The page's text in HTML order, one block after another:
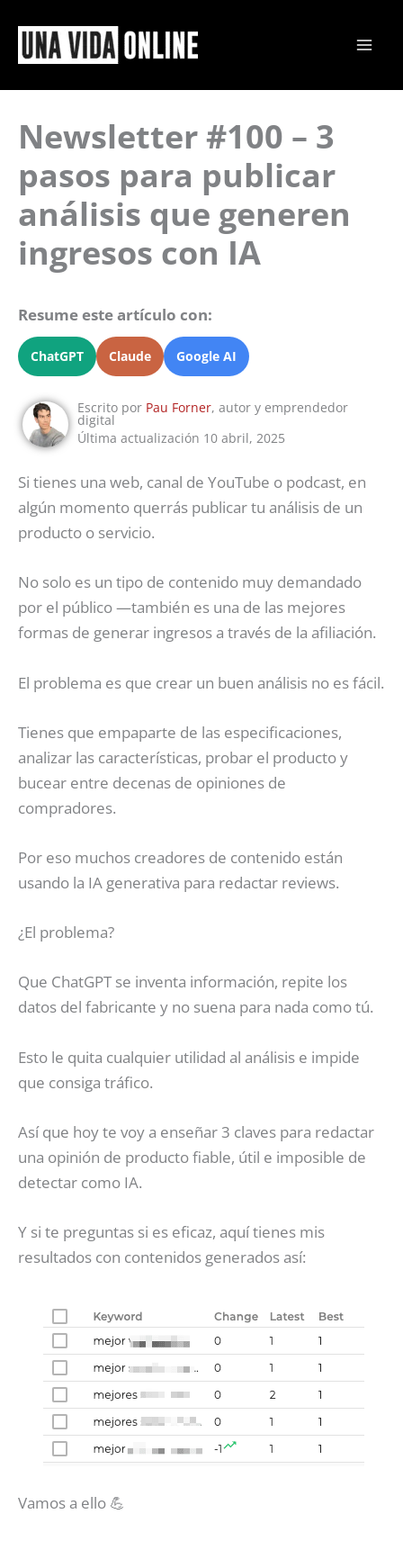
contenido
Newsletter #100 – 3
pasos para publicar
análisis que generen
ingresos con IA
Resume este artículo con:
ChatGPT Claude Google AI
Escrito por Pau Forner, autor y emprendedor
digital
Última actualización 10 abril, 2025
Si tienes una web, canal de YouTube o podcast, en
algún momento querrás publicar tu análisis de un
producto o servicio.
No solo es un tipo de contenido muy demandado
por el público —también es una de las mejores
formas de generar ingresos a través de la afiliación.
El problema es que crear un buen análisis no es fácil.
Tienes que empaparte de las especificaciones,
analizar las características, probar el producto y
bucear entre decenas de opiniones de
compradores.
Por eso muchos creadores de contenido están
usando la IA generativa para redactar reviews.
¿El problema?
Que ChatGPT se inventa información, repite los
datos del fabricante y no suena para nada como tú.
Esto le quita cualquier utilidad al análisis e impide
que consiga tráfico.
Así que hoy te voy a enseñar 3 claves para redactar
una opinión de producto fiable, útil e imposible de
detectar como IA.
Y si te preguntas si es eficaz, aquí tienes mis
resultados con contenidos generados así:
Vamos a ello 💪